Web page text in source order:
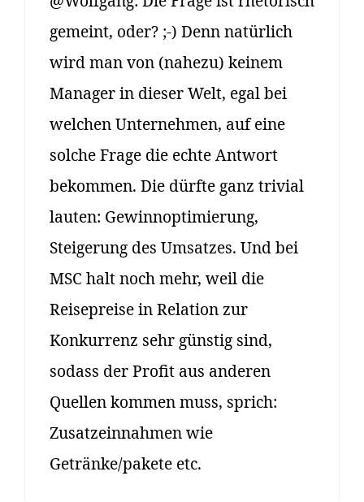
gemeint, oder? ;-) Denn natürlich
wird man von (nahezu) keinem
Manager in dieser Welt, egal bei
welchen Unternehmen, auf eine
solche Frage die echte Antwort
bekommen. Die dürfte ganz trivial
lauten: Gewinnoptimierung,
Steigerung des Umsatzes. Und bei
MSC halt noch mehr, weil die
Reisepreise in Relation zur
Konkurrenz sehr günstig sind,
sodass der Profit aus anderen
Quellen kommen muss, sprich:
Zusatzeinnahmen wie
Getränke/pakete etc.